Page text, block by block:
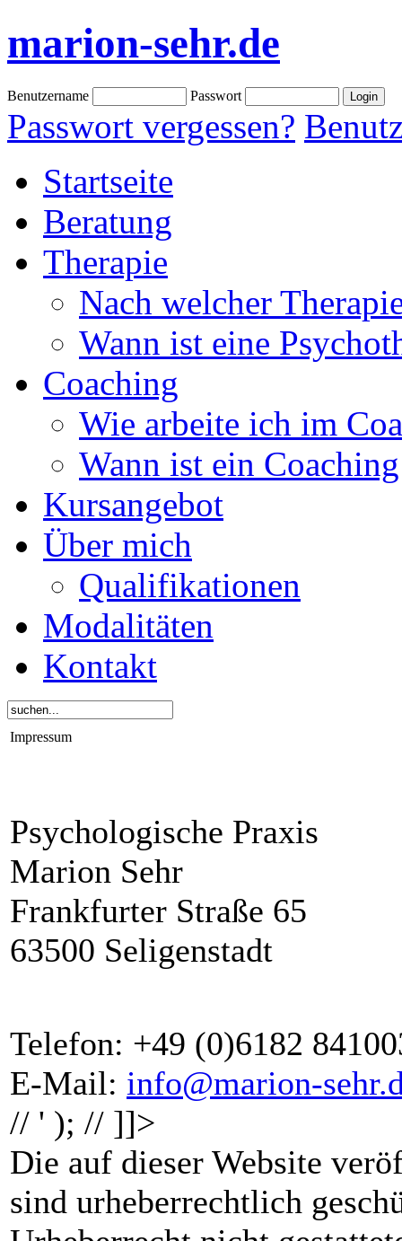
marion-sehr.de
Benutzername Passwort
Passwort vergessen?
Startseite
Beratung
Therapie
Nach welcher
Wann ist eine
Coaching
Wie arbeite ich im
Wann ist ein
Kursangebot
Über mich
Qualifikationen
Modalitäten
Kontakt
Impressum
Psychologische Praxis
Marion Sehr
Frankfurter Straße 65
63500 Seligenstadt
Telefon: +49 (0)6182
E-Mail: info@marion-
// ' ); // ]]>
Die auf dieser Website
sind urheberrechtlich